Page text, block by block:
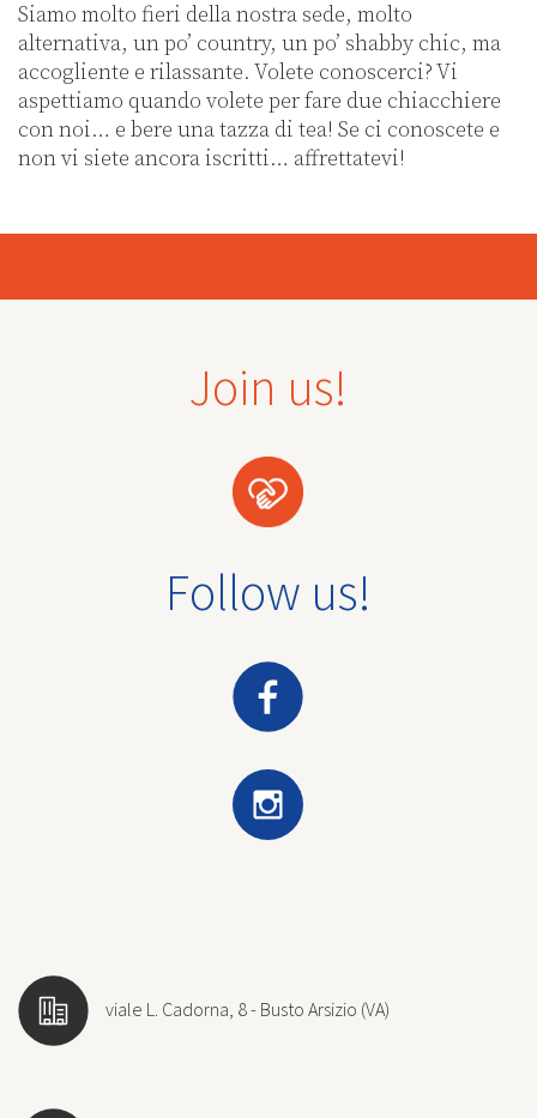
Siamo molto fieri della nostra sede, molto
alternativa, un po’ country, un po’ shabby chic, ma
accogliente e rilassante. Volete conoscerci? Vi
aspettiamo quando volete per fare due chiacchiere
con noi… e bere una tazza di tea! Se ci conoscete e
non vi siete ancora iscritti… affrettatevi!
Join us!
Follow us!
viale L. Cadorna, 8 - Busto Arsizio (VA)